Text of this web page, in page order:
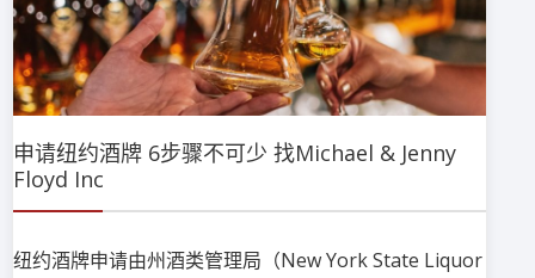
申请纽约酒牌 6步骤不可少 找Michael & Jenny
Floyd Inc
纽约酒牌申请由州酒类管理局（New York State Liquor